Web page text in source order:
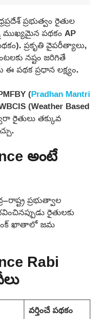
ప్రభుత్వం రైతుల
ముఖ్యమైన పథకం AP
ప్రకృతి వైపరీత్యాలు,
నష్టం జరిగితే
పథక ప్రధాన లక్ష్యం.
(Pradhan Mantri
(Weather Based
రైతులు తక్కువ
అంటే
ప్రభుత్వాల
రైతులకు
ఖాతాలో జమ
Rabi
వర్తించే పథకం